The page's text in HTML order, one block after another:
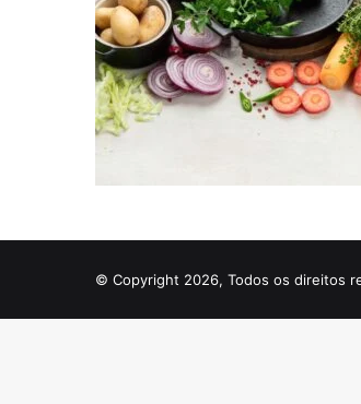
© Copyright 2026, Todos os direitos